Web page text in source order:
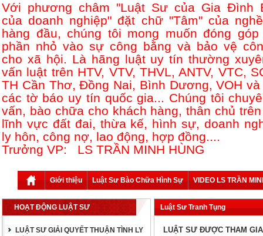
Với phương châm "Luật Sư của Gia Đình
của doanh nghiệp" đặt chữ "Tâm" của
hàng đầu, chúng tôi mong muốn đóng góp
phần nhỏ vào sự công bằng và bảo vệ
cho xã hội. Là hãng luật uy tín thường
vấn luật trên HTV, VTV, THVL, ANTV, VTC,
TH Cần Thơ, Đồng Nai, Bình Dương, VOH và
các tờ báo uy tín quốc gia... Chúng tôi
vấn, bào chữa cho khách hàng, thân chủ
lĩnh vực đất đai, thừa kế, hình sự, doanh
ly hôn, công nợ, lao động, hợp đồng....
Trưởng VP: LS TRẦN MINH HÙNG
Giới thiệu Luật Sư Bào Chữa Hình Sự VIDEO LS TRẦN
HOẠT ĐỘNG LUẬT SƯ
LUẬT SƯ GIẢI QUYẾT THUẬN TÌNH LY
Luật Sư Tranh Tụng
LUẬT SƯ ĐƯỢC THAM